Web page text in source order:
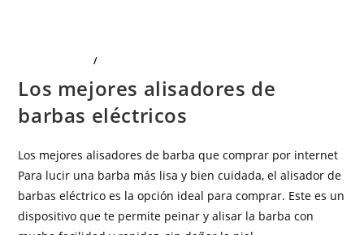
/
Los mejores alisadores de
barbas eléctricos
Los mejores alisadores de barba que comprar por internet
Para lucir una barba más lisa y bien cuidada, el alisador de
barbas eléctrico es la opción ideal para comprar. Este es un
dispositivo que te permite peinar y alisar la barba con